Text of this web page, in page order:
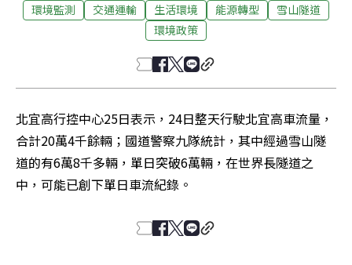
環境監測 交通運輸 生活環境 能源轉型
雪山隧道
環境政策
北宜高行控中心25日表示，24日整天行駛北宜高車流量，
合計20萬4千餘輛；國道警察九隊統計，其中經過雪山隧
道的有6萬8千多輛，單日突破6萬輛，在世界長隧道之
中，可能已創下單日車流紀錄。